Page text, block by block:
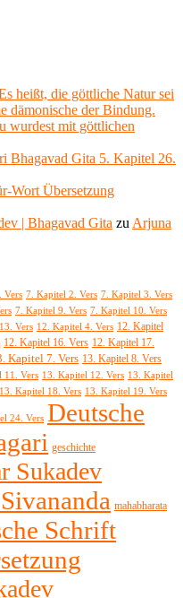
heißt, die göttliche Natur sei
dämonische der Bindung.
wurdest mit göttlichen
Bhagavad Gita 5. Kapitel 26.
Wort Übersetzung
| Bhagavad Gita zuArjuna
Vers 7. Kapitel 2. Vers 7. Kapitel 3. Vers
7. Kapitel 9. Vers 7. Kapitel 10. Vers
Vers 12. Kapitel 4. Vers 12. Kapitel
12. Kapitel 16. Vers 12. Kapitel 17.
Kapitel 7. Vers 13. Kapitel 8. Vers
11. Vers 13. Kapitel 12. Vers 13. Kapitel
13. Kapitel 18. Vers 13. Kapitel 19. Vers
24. Vers Deutsche
geschichte
Sukadev
mahabharata
Schrift